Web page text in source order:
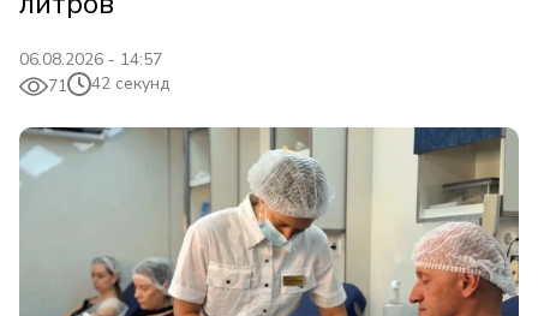
06.08.2026 - 14:57
71
42 секунд